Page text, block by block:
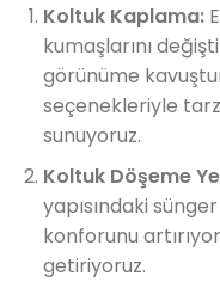
Koltuk Kaplama:
kumaşlarını
görünüme
seçenekleriyle
sunuyoruz.
Koltuk Döşeme
yapısındaki
konforunu
getiriyoruz.